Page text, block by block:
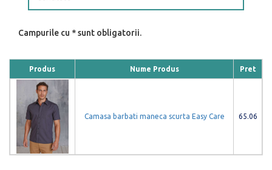
Campurile cu * sunt obligatorii.
Produs Nume Produs Pret
Camasa barbati maneca scurta Easy Care 65.06